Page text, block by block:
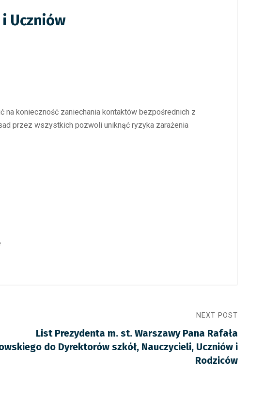
Uczniów
konieczność zaniechania kontaktów bezpośrednich z
przez wszystkich pozwoli uniknąć ryzyka zarażenia
NEXT POST
List Prezydenta m. st. Warszawy Pana Rafała
do Dyrektorów szkół, Nauczycieli, Uczniów i
Rodziców